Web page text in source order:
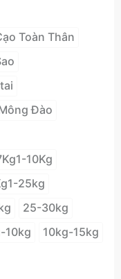
Toàn Thân
Đào
10Kg
25kg
25-30kg
10kg
10kg-15kg